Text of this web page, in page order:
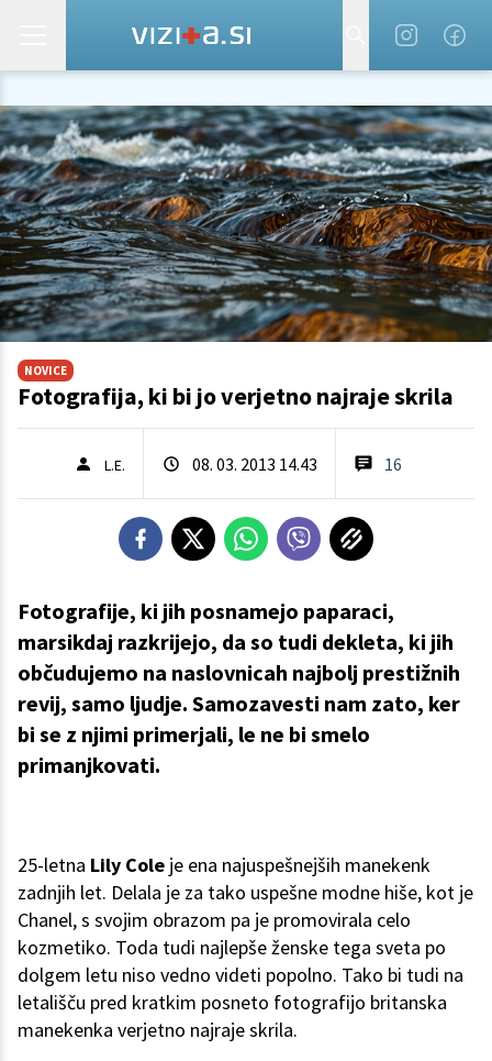
NOVICE
Fotografija, ki bi jo verjetno najraje skrila
L.E. 08. 03. 2013 14.43 16
Fotografije, ki jih posnamejo paparaci,
marsikdaj razkrijejo, da so tudi dekleta, ki jih
občudujemo na naslovnicah najbolj prestižnih
revij, samo ljudje. Samozavesti nam zato, ker
bi se z njimi primerjali, le ne bi smelo
primanjkovati.
25-letna Lily Cole je ena najuspešnejših manekenk
zadnjih let. Delala je za tako uspešne modne hiše, kot je
Chanel, s svojim obrazom pa je promovirala celo
kozmetiko. Toda tudi najlepše ženske tega sveta po
dolgem letu niso vedno videti popolno. Tako bi tudi na
letališču pred kratkim posneto fotografijo britanska
manekenka verjetno najraje skrila.